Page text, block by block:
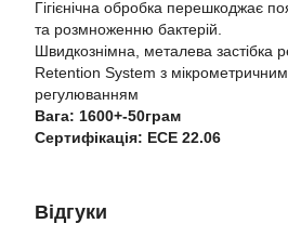
Гігієнічна обробка перешкоджає
та розмноженню бактерій.
Швидкознімна, металева застібка
Retention System з
регулюванням
Вага: 1600+-50грам
Сертифікація: ЕСЕ 22.06
Відгуки